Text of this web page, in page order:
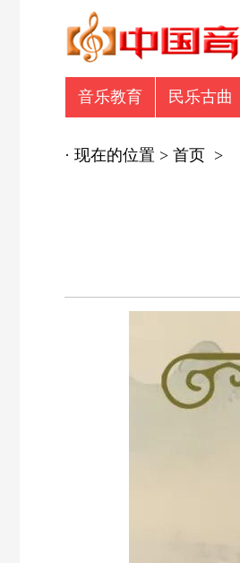
音乐教育 民乐古曲
· 现在的位置 > 首页 >